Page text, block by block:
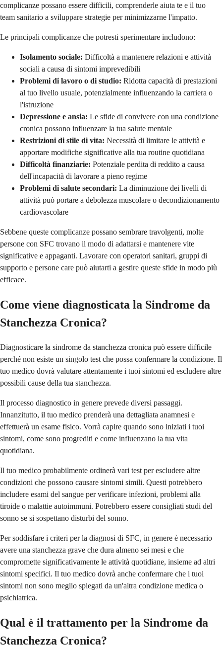
complicanze possano essere difficili, comprenderle aiuta te e il tuo
team sanitario a sviluppare strategie per minimizzarne l'impatto.
Le principali complicanze che potresti sperimentare includono:
Isolamento sociale: Difficoltà a mantenere relazioni e attività
sociali a causa di sintomi imprevedibili
Problemi di lavoro o di studio: Ridotta capacità di prestazioni
al tuo livello usuale, potenzialmente influenzando la carriera o
l'istruzione
Depressione e ansia: Le sfide di convivere con una condizione
cronica possono influenzare la tua salute mentale
Restrizioni di stile di vita: Necessità di limitare le attività e
apportare modifiche significative alla tua routine quotidiana
Difficoltà finanziarie: Potenziale perdita di reddito a causa
dell'incapacità di lavorare a pieno regime
Problemi di salute secondari: La diminuzione dei livelli di
attività può portare a debolezza muscolare o decondizionamento
cardiovascolare
Sebbene queste complicanze possano sembrare travolgenti, molte
persone con SFC trovano il modo di adattarsi e mantenere vite
significative e appaganti. Lavorare con operatori sanitari, gruppi di
supporto e persone care può aiutarti a gestire queste sfide in modo più
efficace.
Come viene diagnosticata la Sindrome da
Stanchezza Cronica?
Diagnosticare la sindrome da stanchezza cronica può essere difficile
perché non esiste un singolo test che possa confermare la condizione. Il
tuo medico dovrà valutare attentamente i tuoi sintomi ed escludere altre
possibili cause della tua stanchezza.
Il processo diagnostico in genere prevede diversi passaggi.
Innanzitutto, il tuo medico prenderà una dettagliata anamnesi e
effettuerà un esame fisico. Vorrà capire quando sono iniziati i tuoi
sintomi, come sono progrediti e come influenzano la tua vita
quotidiana.
Il tuo medico probabilmente ordinerà vari test per escludere altre
condizioni che possono causare sintomi simili. Questi potrebbero
includere esami del sangue per verificare infezioni, problemi alla
tiroide o malattie autoimmuni. Potrebbero essere consigliati studi del
sonno se si sospettano disturbi del sonno.
Per soddisfare i criteri per la diagnosi di SFC, in genere è necessario
avere una stanchezza grave che dura almeno sei mesi e che
compromette significativamente le attività quotidiane, insieme ad altri
sintomi specifici. Il tuo medico dovrà anche confermare che i tuoi
sintomi non sono meglio spiegati da un'altra condizione medica o
psichiatrica.
Qual è il trattamento per la Sindrome da
Stanchezza Cronica?